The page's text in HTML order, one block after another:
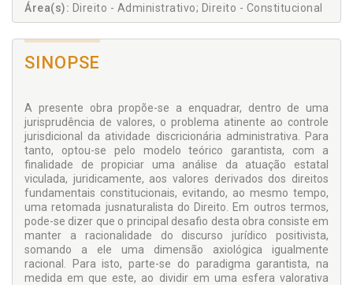
Área(s): Direito - Administrativo; Direito - Constitucional
SINOPSE
A presente obra propõe-se a enquadrar, dentro de uma
jurisprudência de valores, o problema atinente ao controle
jurisdicional da atividade discricionária administrativa. Para
tanto, optou-se pelo modelo teórico garantista, com a
finalidade de propiciar uma análise da atuação estatal
viculada, juridicamente, aos valores derivados dos direitos
fundamentais constitucionais, evitando, ao mesmo tempo,
uma retomada jusnaturalista do Direito. Em outros termos,
pode-se dizer que o principal desafio desta obra consiste em
manter a racionalidade do discurso jurídico positivista,
somando a ele uma dimensão axiológica igualmente
racional. Para isto, parte-se do paradigma garantista, na
medida em que este, ao dividir em uma esfera valorativa